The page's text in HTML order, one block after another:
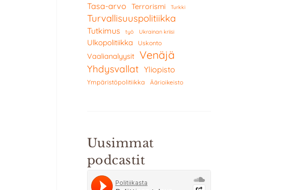
Tasa-arvo Terrorismi Turkki
Turvallisuuspolitiikka
Tutkimus työ Ukrainan kriisi
Ulkopolitiikka Uskonto
Vaalianalyysit Venäjä
Yhdysvallat Yliopisto
Ympäristöpolitiikka Äärioikeisto
Uusimmat
podcastit